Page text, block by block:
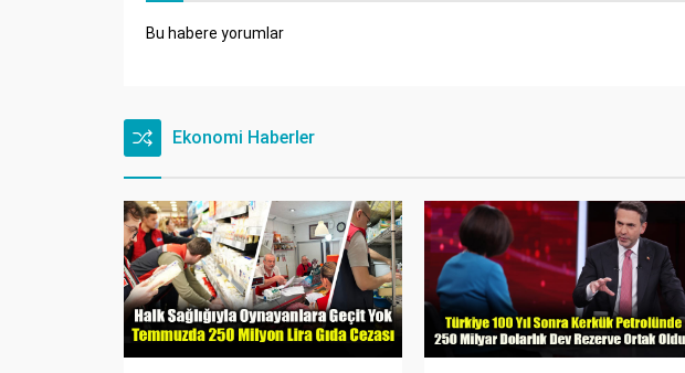
Bu habere yorumlar
Ekonomi Haberler